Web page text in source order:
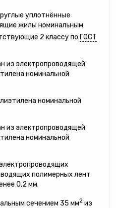
уплотнённые
жилы номинальным
2 классу по ГОСТ
из электропроводящей
номинальной
номинальной
из электропроводящей
номинальной
полимерных лент
0,2 мм.
сечением 35 мм2 из